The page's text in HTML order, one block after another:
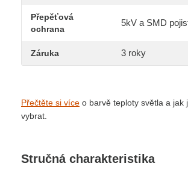
Přepěťová
ochrana
5kV a SMD
Záruka 3 roky
Přečtěte si více o barvě teploty světla a jak
vybrat.
Stručná charakteristika